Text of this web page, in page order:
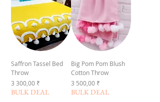
Saffron Tassel Bed
Throw
Prix
3 300,00 ₹
BULK DEAL
Big Pom Pom Blush
Cotton Throw
Prix
3 500,00 ₹
BULK DEAL